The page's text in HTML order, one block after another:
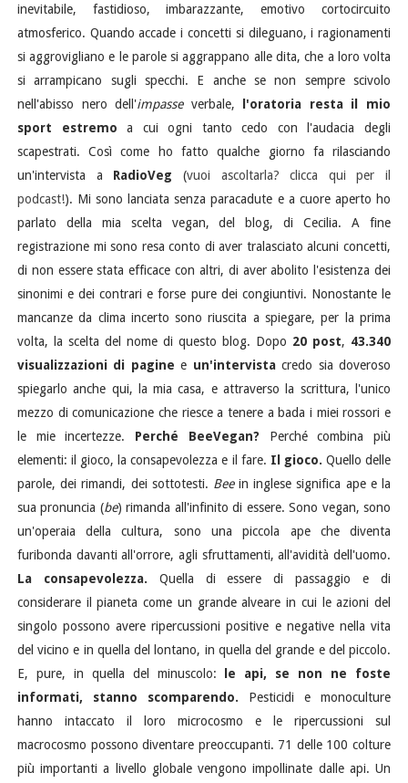
inevitabile, fastidioso, imbarazzante, emotivo cortocircuito
atmosferico. Quando accade i concetti si dileguano, i ragionamenti
si aggrovigliano e le parole si aggrappano alle dita, che a loro volta
si arrampicano sugli specchi. E anche se non sempre scivolo
nell'abisso nero dell'impasseverbale, l'oratoria resta il mio
sport estremo a cui ogni tanto cedo con l'audacia degli
scapestrati. Così come ho fatto qualche giorno fa rilasciando
un'intervista a RadioVeg (vuoi ascoltarla? clicca qui per il
podcast!). Mi sono lanciata senza paracadute e a cuore aperto ho
parlato della mia scelta vegan, del blog, di Cecilia. A fine
registrazione mi sono resa conto di aver tralasciato alcuni concetti,
di non essere stata efficace con altri, di aver abolito l'esistenza dei
sinonimi e dei contrari e forse pure dei congiuntivi. Nonostante le
mancanze da clima incerto sono riuscita a spiegare, per la prima
volta, la scelta del nome di questo blog. Dopo 20 post, 43.340
visualizzazioni di pagine e un'intervistacredo sia doveroso
spiegarlo anche qui, la mia casa, e attraverso la scrittura, l'unico
mezzo di comunicazione che riesce a tenere a bada i miei rossori e
le mie incertezze. Perché BeeVegan? Perché combina più
elementi: il gioco, la consapevolezza e il fare. Il gioco. Quello delle
parole, dei rimandi, dei sottotesti. Beein inglese significa ape e la
sua pronuncia (be) rimanda all'infinito di essere. Sono vegan, sono
un'operaia della cultura, sono una piccola ape che diventa
furibonda davanti all'orrore, agli sfruttamenti, all'avidità dell'uomo.
La consapevolezza. Quella di essere di passaggio e di
considerare il pianeta come un grande alveare in cui le azioni del
singolo possono avere ripercussioni positive e negative nella vita
del vicino e in quella del lontano, in quella del grande e del piccolo.
E, pure, in quella del minuscolo:
le api, se non ne foste
informati, stanno scomparendo. Pesticidi e monoculture
hanno intaccato il loro microcosmo e le ripercussioni sul
macrocosmo possono diventare preoccupanti. 71 delle 100 colture
più importanti a livello globale vengono impollinate dalle api. Un